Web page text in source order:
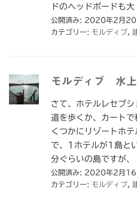
ドのヘッドボードも
公開済み: 2020年2月20
カテゴリー: モルディブ
モルディブ 水上
さて、ホテルレセプ
道を歩くか、カート
くつかにリゾートホ
で、1ホテルが1島と
分ぐらいの島ですが
公開済み: 2020年2月16
カテゴリー: モルディブ